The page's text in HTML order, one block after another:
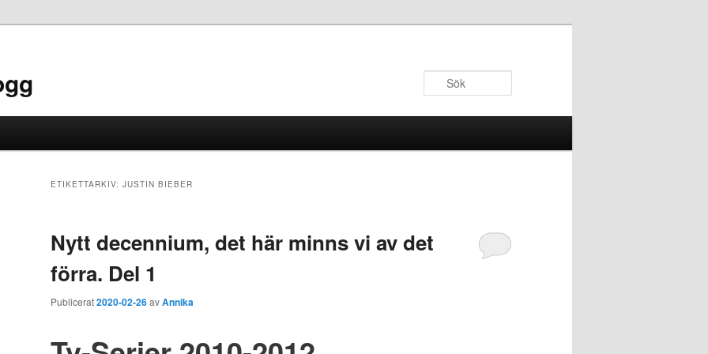
ETIKETTARKIV: JUSTIN BIEBER
Nytt decennium, det här minns vi av det
förra. Del 1
Publicerat2020-02-26avAnnika